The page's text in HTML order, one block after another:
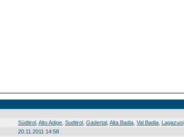
Südtirol Alto Adige Sudtirol Gadertal Alta Badia Val Badia Lagazuoi
20.11.2011 14:58